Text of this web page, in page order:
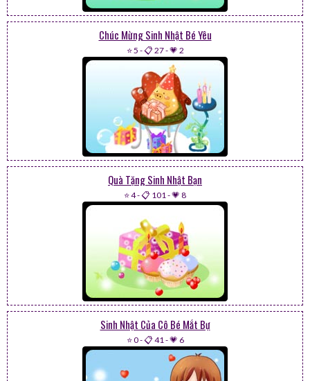
Chúc Mừng Sinh Nhật Bé Yêu
⭐ 5 -📋 27-💗 2
Quà Tặng Sinh Nhật Bạn
⭐ 4-📋 101-💗 8
Sinh Nhật Của Cô Bé Mắt Bự
⭐ 0-📋 41-💗 6